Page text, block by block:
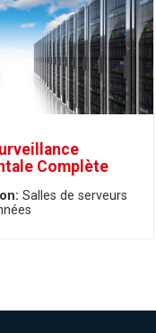
Complète
Salles de serveurs